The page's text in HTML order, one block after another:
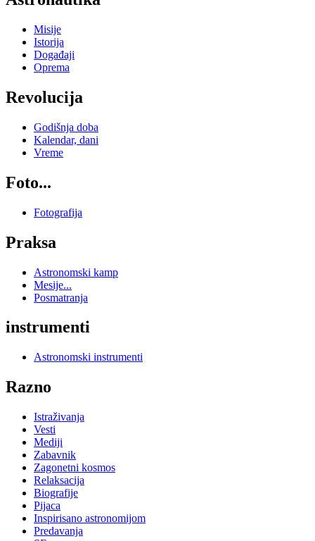
Misije
Istorija
Događaji
Oprema
Revolucija
Godišnja doba
Kalendar, dani
Vreme
Foto...
Fotografija
Praksa
Astronomski kamp
Mesije...
Posmatranja
instrumenti
Astronomski instrumenti
Razno
Istraživanja
Vesti
Mediji
Zabavnik
Zagonetni kosmos
Relaksacija
Biografije
Pijaca
Inspirisano astronomijom
Predavanja